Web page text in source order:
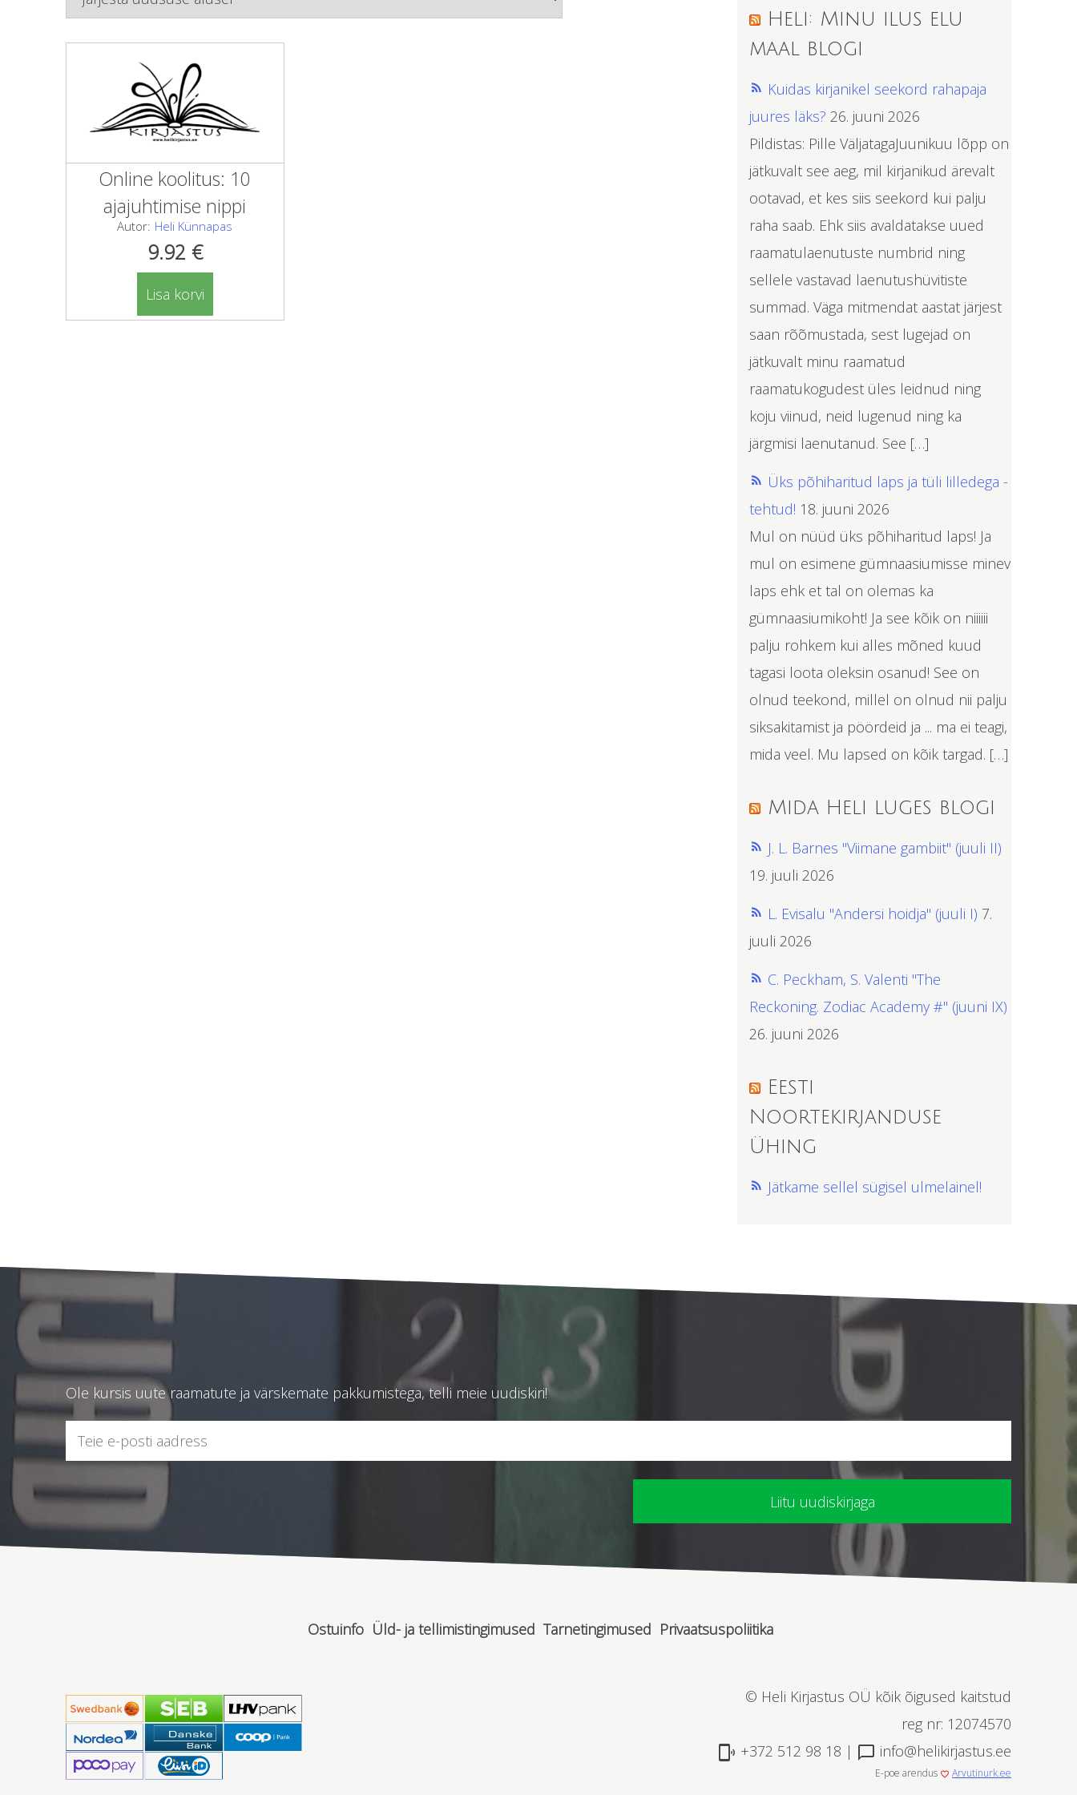
Online koolitus: 10
ajajuhtimise nippi
Autor: Heli Künnapas
9.92 €
Lisa korvi
Heli: Minu ilus elu
maal blogi
Kuidas kirjanikel seekord rahapaja
juures läks? 26. juuni 2026
Pildistas: Pille VäljatagaJuunikuu lõpp on
jätkuvalt see aeg, mil kirjanikud ärevalt
ootavad, et kes siis seekord kui palju
raha saab. Ehk siis avaldatakse uued
raamatulaenutuste numbrid ning
sellele vastavad laenutushüvitiste
summad. Väga mitmendat aastat järjest
saan rõõmustada, sest lugejad on
jätkuvalt minu raamatud
raamatukogudest üles leidnud ning
koju viinud, neid lugenud ning ka
järgmisi laenutanud. See […]
Üks põhiharitud laps ja tüli lilledega -
tehtud! 18. juuni 2026
Mul on nüüd üks põhiharitud laps! Ja
mul on esimene gümnaasiumisse minev
laps ehk et tal on olemas ka
gümnaasiumikoht! Ja see kõik on niiiiii
palju rohkem kui alles mõned kuud
tagasi loota oleksin osanud! See on
olnud teekond, millel on olnud nii palju
siksakitamist ja pöördeid ja ... ma ei teagi,
mida veel. Mu lapsed on kõik targad. […]
Mida Heli luges blogi
J. L. Barnes "Viimane gambiit" (juuli II)
19. juuli 2026
L. Evisalu "Andersi hoidja" (juuli I) 7.
juuli 2026
C. Peckham, S. Valenti "The
Reckoning. Zodiac Academy #" (juuni IX)
26. juuni 2026
Eesti
Noortekirjanduse
Ühing
Jätkame sellel sügisel ulmelainel!
Ole kursis uute raamatute ja värskemate pakkumistega, telli meie uudiskiri!
Ostuinfo Üld- ja tellimistingimused Tarnetingimused Privaatsuspoliitika
© Heli Kirjastus OÜ kõik õigused kaitstud
reg nr: 12074570
phonelink_ring +372 512 98 18 | chat_bubble_outline info@helikirjastus.ee
E-poe arendus favorite_border Arvutinurk.ee